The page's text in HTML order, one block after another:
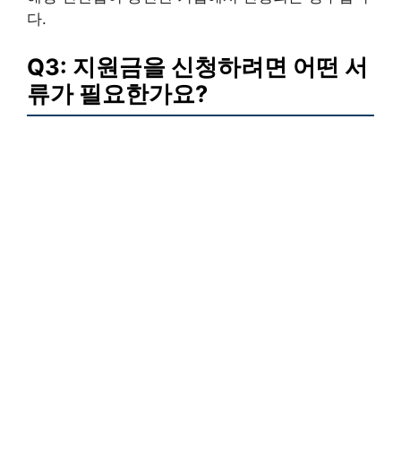
다.
Q3: 지원금을 신청하려면 어떤 서
류가 필요한가요?